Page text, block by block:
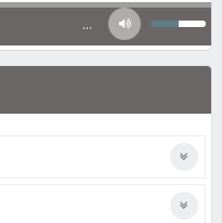
…